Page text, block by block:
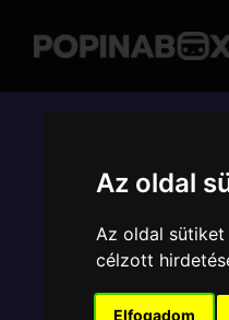
Az oldal
Az oldal
célzott
Elfogadom
POP